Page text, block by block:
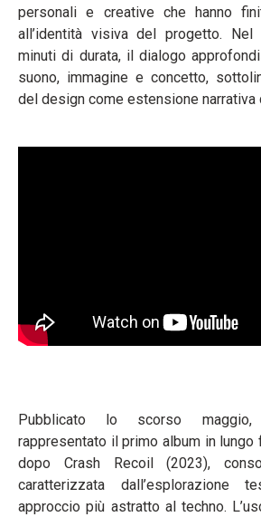
personali e creative che hanno
all’identità visiva del progetto.
minuti di durata, il dialogo
suono, immagine e concetto,
del design come estensione narrativa
Pubblicato lo scorso
rappresentato il primo album in lungo
dopo Crash Recoil (2023),
caratterizzata
approccio più astratto al techno.